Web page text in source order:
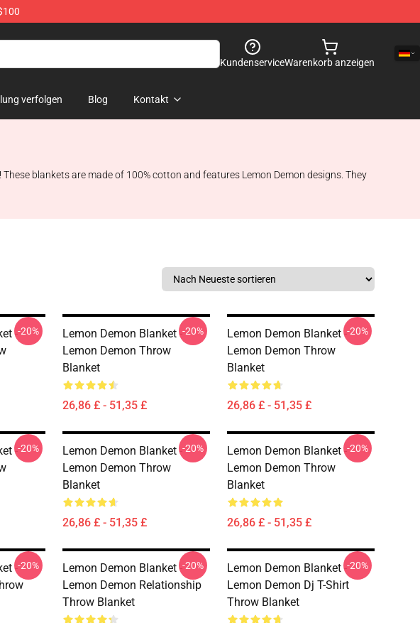
KundenserviceWarenkorb anzeigen
verfolgen Blog Kontakt
blankets are made of 100% cotton and features Lemon Demon designs. They
--20%
Lemon Demon Blanket -
Lemon Demon Throw
Blanket
26,86 £ - 51,35 £
-20%
Lemon Demon Blanket -
Lemon Demon Throw
Blanket
26,86 £ - 51,35 £
-20%
--20%
Lemon Demon Blanket -
Lemon Demon Throw
Blanket
26,86 £ - 51,35 £
-20%
Lemon Demon Blanket -
Lemon Demon Throw
Blanket
26,86 £ - 51,35 £
-20%
--20%
Lemon Demon Blanket -
Lemon Demon Relationship
Throw Blanket
-20%
Lemon Demon Blanket -
Lemon Demon Dj T-Shirt
Throw Blanket
-20%